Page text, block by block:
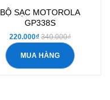
BỘ SẠC MOTOROLA
GP338S
220.000₫ 340.000₫
MUA HÀNG